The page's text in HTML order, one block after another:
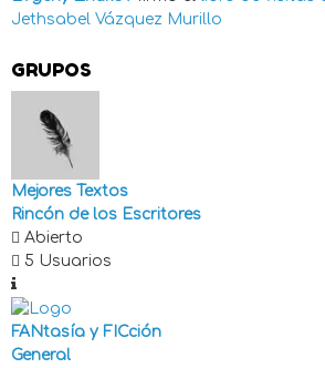
Jethsabel Vázquez Murillo
GRUPOS
Mejores Textos
Rincón de los Escritores
Abierto
5 Usuarios
FANtasía y FICción
General